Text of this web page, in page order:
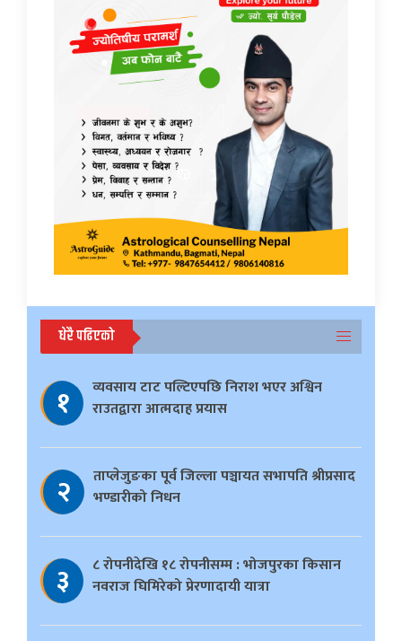
धेरै पढिएको
१
व्यवसाय टाट पल्टिएपछि निराश भएर अश्विन
राउतद्वारा आत्मदाह प्रयास
२
ताप्लेजुङका पूर्व जिल्ला पञ्चायत सभापति श्रीप्रसाद
भण्डारीको निधन
३
८ रोपनीदेखि १८ रोपनीसम्म : भोजपुरका किसान
नवराज घिमिरेको प्रेरणादायी यात्रा